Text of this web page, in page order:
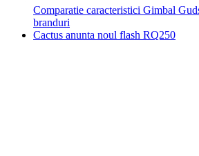
Comparatie caracteristici Gimbal
branduri
Cactus anunta noul flash RQ250